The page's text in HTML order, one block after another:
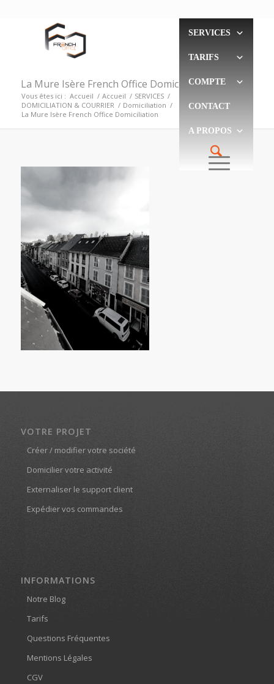
SERVICES
TARIFS
COMPTE
CONTACT
A PROPOS
La Mure Isère French Office Domiciliation
Vous êtes ici : Accueil / Accueil / SERVICES /
DOMICILIATION & COURRIER / Domiciliation /
La Mure Isère French Office Domiciliation
VOTRE PROJET
Créer / modifier votre société
Domicilier votre activité
Externaliser le support client
Expédier vos commandes
INFORMATIONS
Notre Blog
Tarifs
Questions Fréquentes
Mentions Légales
CGV